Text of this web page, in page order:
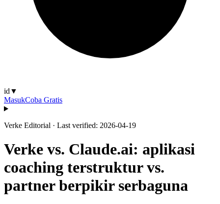
id ▼
MasukCoba Gratis
Verke Editorial · Last verified: 2026-04-19
Verke vs. Claude.ai: aplikasi
coaching terstruktur vs.
partner berpikir serbaguna